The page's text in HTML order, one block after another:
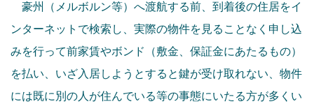
豪州（メルボルン等）へ渡航する前、到着後の住居をイ
ンターネットで検索し、実際の物件を見ることなく申し込
みを行って前家賃やボンド（敷金、保証金にあたるもの）
を払い、いざ入居しようとすると鍵が受け取れない、物件
には既に別の人が住んでいる等の事態にいたる方が多くい